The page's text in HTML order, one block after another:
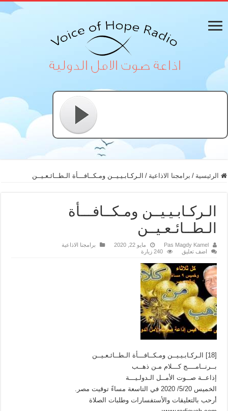
الرئيسية / برامجنا الاذاعية / الـركـابـيـيــن ومـكــافـــأة الـطــائـعـيــن
الـركـابـيـيــن ومـكــافـــأة
الـطــائـعـيــن
Pas Magdy Kamel مايو 22, 2020
برامجنا الاذاعية
اضف تعليق
240 زيارة
[18] الـركـابـيـيــن ومـكــافـــأة الـطــائـعـيــن
بــرنــامــــج كـــلام مـن ذهــب
إذاعــة صــوت الأمــل الـدولـيـــة
الخميس 5/20/ 2020 في التاسعة مساءً توقيت مصر.
أرحب بالتعليقات والأستفسارات وطلبات الصلاة